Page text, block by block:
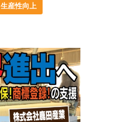
生産性向上